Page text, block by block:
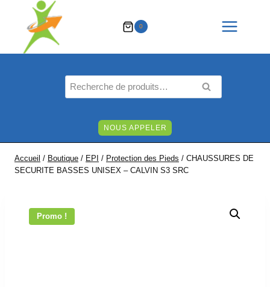
contenu
0
Recherche
pour :
RECHERCHE
NOUS APPELER
Accueil / Boutique / EPI / Protection des Pieds / CHAUSSURES DE
SECURITE BASSES UNISEX – CALVIN S3 SRC
Promo !